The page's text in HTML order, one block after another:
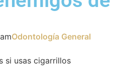
Odontología General